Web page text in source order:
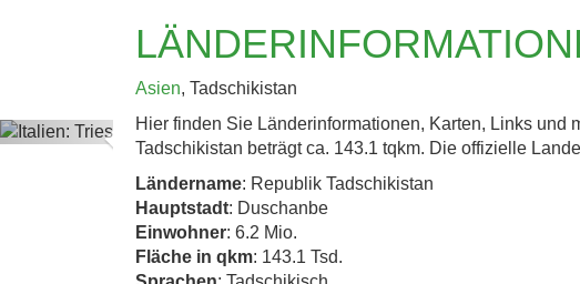
Previous
Asien, Tadschikistan
Hier finden Sie Länderinformationen, Karten, Links und
Tadschikistan beträgt ca. 143.1 tqkm. Die offizielle
Ländername: Republik Tadschikistan
Hauptstadt: Duschanbe
Einwohner: 6.2 Mio.
Fläche in qkm: 143.1 Tsd.